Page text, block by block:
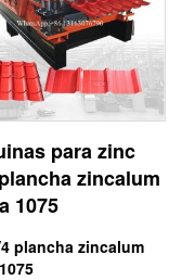
para zinc
zincalum
1075
plancha zincalum